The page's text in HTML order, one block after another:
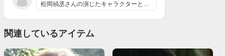
松岡禎丞さんの演じたキャラクターと言って一番最初に思い...
関連しているアイテム